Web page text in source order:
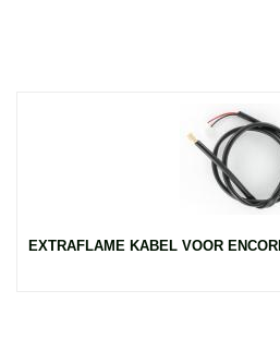
EXTRAFLAME KABEL VOOR